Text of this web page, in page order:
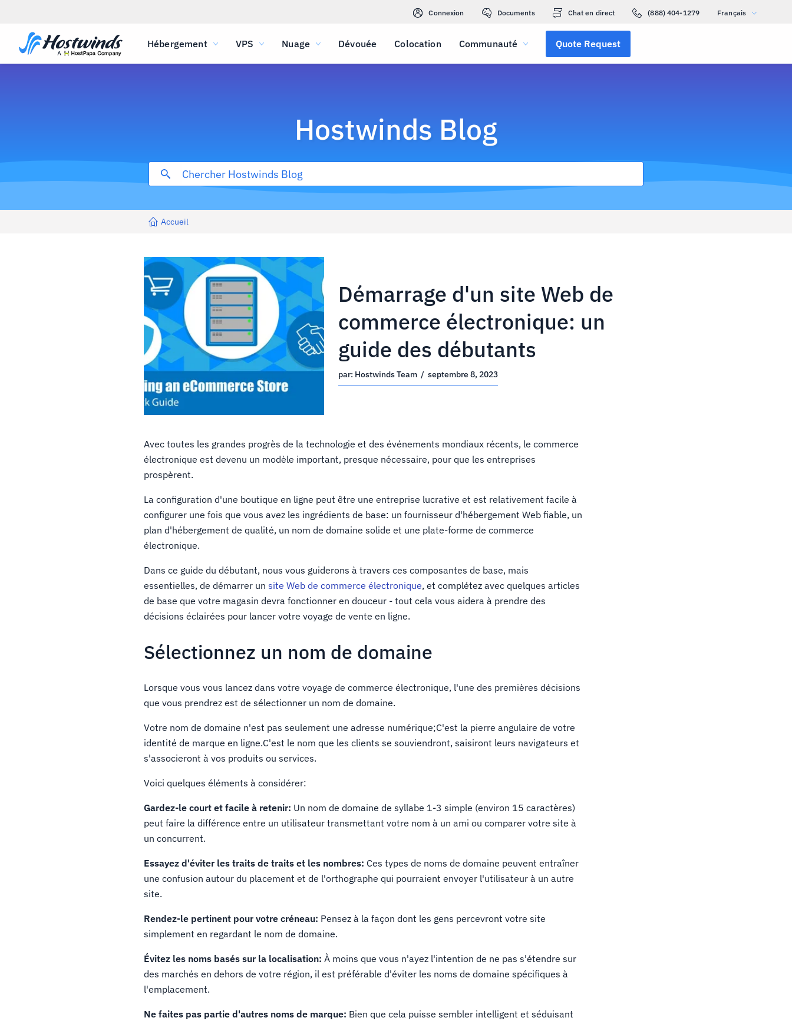
Connexion Documents Chat en direct (888) 404-1279 Français
Hébergement VPS Nuage Dévouée Colocation Communauté Quote Request
Hostwinds Blog
Accueil
Démarrage d'un site Web de
commerce électronique: un
guide des débutants
par: Hostwinds Team /septembre 8, 2023
Avec toutes les grandes progrès de la technologie et des événements mondiaux récents, le commerce
électronique est devenu un modèle important, presque nécessaire, pour que les entreprises
prospèrent.
La configuration d'une boutique en ligne peut être une entreprise lucrative et est relativement facile à
configurer une fois que vous avez les ingrédients de base: un fournisseur d'hébergement Web fiable, un
plan d'hébergement de qualité, un nom de domaine solide et une plate-forme de commerce
électronique.
Dans ce guide du débutant, nous vous guiderons à travers ces composantes de base, mais
essentielles, de démarrer unsite Web de commerce électronique, et complétez avec quelques articles
de base que votre magasin devra fonctionner en douceur - tout cela vous aidera à prendre des
décisions éclairées pour lancer votre voyage de vente en ligne.
Sélectionnez un nom de domaine
Lorsque vous vous lancez dans votre voyage de commerce électronique, l'une des premières décisions
que vous prendrez est de sélectionner un nom de domaine.
Votre nom de domaine n'est pas seulement une adresse numérique;C'est la pierre angulaire de votre
identité de marque en ligne.C'est le nom que les clients se souviendront, saisiront leurs navigateurs et
s'associeront à vos produits ou services.
Voici quelques éléments à considérer:
Gardez-le court et facile à retenir: Un nom de domaine de syllabe 1-3 simple (environ 15 caractères)
peut faire la différence entre un utilisateur transmettant votre nom à un ami ou comparer votre site à
un concurrent.
Essayez d'éviter les traits de traits et les nombres: Ces types de noms de domaine peuvent entraîner
une confusion autour du placement et de l'orthographe qui pourraient envoyer l'utilisateur à un autre
site.
Rendez-le pertinent pour votre créneau: Pensez à la façon dont les gens percevront votre site
simplement en regardant le nom de domaine.
Évitez les noms basés sur la localisation:À moins que vous n'ayez l'intention de ne pas s'étendre sur
des marchés en dehors de votre région, il est préférable d'éviter les noms de domaine spécifiques à
l'emplacement.
Ne faites pas partie d'autres noms de marque: Bien que cela puisse sembler intelligent et séduisant